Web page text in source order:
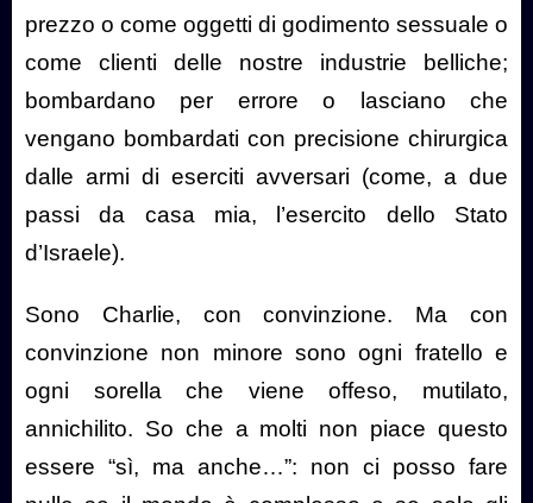
prezzo o come oggetti di godimento sessuale o
come clienti delle nostre industrie belliche;
bombardano per errore o lasciano che
vengano bombardati con precisione chirurgica
dalle armi di eserciti avversari (come, a due
passi da casa mia, l’esercito dello Stato
d’Israele).
Sono Charlie, con convinzione. Ma con
convinzione non minore sono ogni fratello e
ogni sorella che viene offeso, mutilato,
annichilito. So che a molti non piace questo
essere “sì, ma anche…”: non ci posso fare